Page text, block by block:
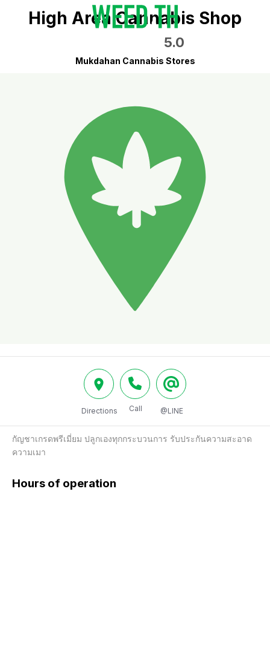
High Area Cannabis Shop
5.0
Mukdahan Cannabis Stores
Directions Call @LINE
กัญชาเกรดพรีเมี่ยม ปลูกเองทุกกระบวนการ รับประกันความสะอาด
ความเมา
Hours of operation